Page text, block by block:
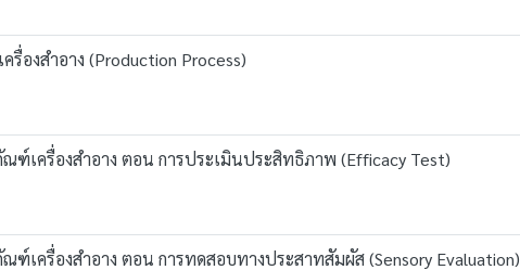
รื่องสำอาง (Production Process)
ณฑ์เครื่องสำอาง ตอน การประเมินประสิทธิภาพ (Efficacy Test)
ฑ์เครื่องสำอาง ตอน การทดสอบทางประสาทสัมผัส (Sensory Evaluation)